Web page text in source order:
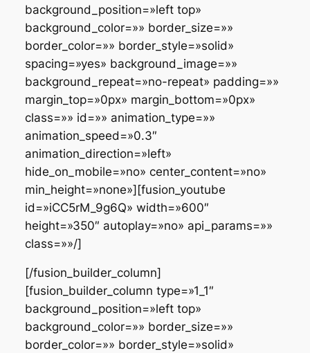
background_position=»left top»
background_color=»» border_size=»»
border_color=»» border_style=»solid»
spacing=»yes» background_image=»»
background_repeat=»no-repeat» padding=»»
margin_top=»0px» margin_bottom=»0px»
class=»» id=»» animation_type=»»
animation_speed=»0.3″
animation_direction=»left»
hide_on_mobile=»no» center_content=»no»
min_height=»none»][fusion_youtube
id=»iCC5rM_9g6Q» width=»600″
height=»350″ autoplay=»no» api_params=»»
class=»»/]
[/fusion_builder_column]
[fusion_builder_column type=»1_1″
background_position=»left top»
background_color=»» border_size=»»
border_color=»» border_style=»solid»